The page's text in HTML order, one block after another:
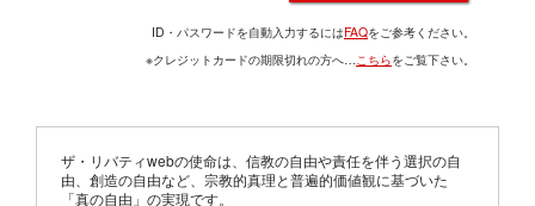
ID・パスワードを自動入力するにはFAQをご参考ください。
※クレジットカードの期限切れの方へ…こちらをご覧下さい。
ザ・リバティwebの使命は、信教の自由や責任を伴う選択の自
由、創造の自由など、宗教的真理と普遍的価値観に基づいた
「真の自由」の実現です。